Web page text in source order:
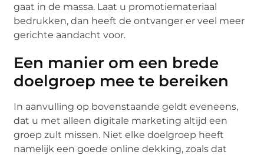
gaat in de massa. Laat u promotiemateriaal
bedrukken, dan heeft de ontvanger er veel meer
gerichte aandacht voor.
Een manier om een brede
doelgroep mee te bereiken
In aanvulling op bovenstaande geldt eveneens,
dat u met alleen digitale marketing altijd een
groep zult missen. Niet elke doelgroep heeft
namelijk een goede online dekking, zoals dat